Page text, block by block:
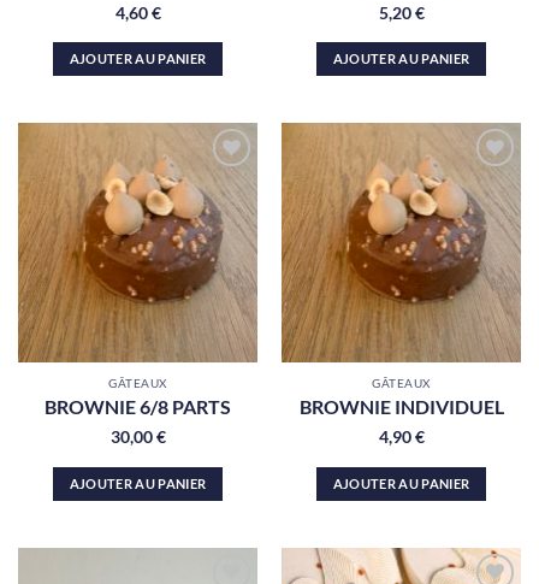
4,60€
AJOUTER AU PANIER
5,20€
AJOUTER AU PANIER
Ajouter
à la liste
de
souhaits
GÂTEAUX
BROWNIE 6/8 PARTS
30,00€
AJOUTER AU PANIER
Ajouter
à la liste
de
souhaits
GÂTEAUX
BROWNIE INDIVIDUEL
4,90€
AJOUTER AU PANIER